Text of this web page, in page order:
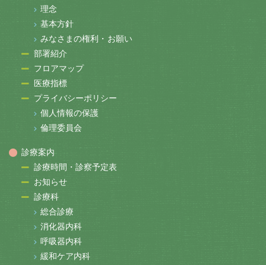
理念
基本方針
みなさまの権利・お願い
部署紹介
フロアマップ
医療指標
プライバシーポリシー
個人情報の保護
倫理委員会
診療案内
診療時間・診察予定表
お知らせ
診療科
総合診療
消化器内科
呼吸器内科
緩和ケア内科